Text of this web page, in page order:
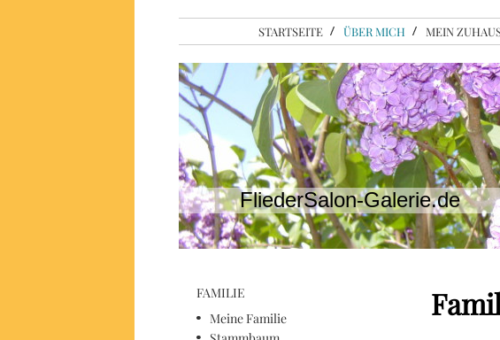
STARTSEITE ÜBER MICH MEIN
FliederSalon-Galerie.de
FAMILIE
Meine Familie